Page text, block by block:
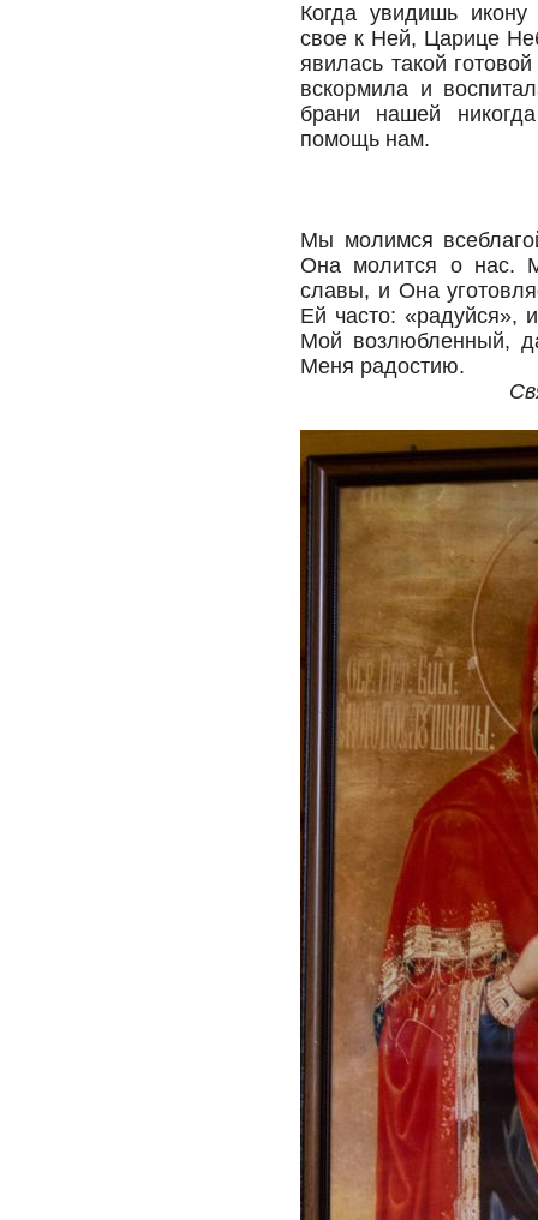
Когда увидишь
свое к Ней, Царице
явилась такой
вскормила и
брани нашей
помощь нам.
Мы молимся
Она молится о нас.
славы, и Она
Ей часто:
Мой возлюбленный,
Меня радостию.